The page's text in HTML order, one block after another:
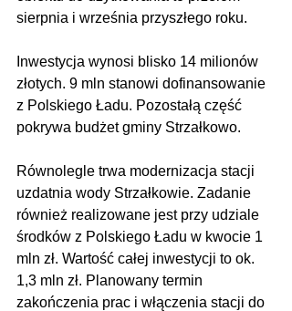
sierpnia i września przyszłego roku.
Inwestycja wynosi blisko 14 milionów
złotych. 9 mln stanowi dofinansowanie
z Polskiego Ładu. Pozostałą część
pokrywa budżet gminy Strzałkowo.
Równolegle trwa modernizacja stacji
uzdatnia wody Strzałkowie. Zadanie
również realizowane jest przy udziale
środków z Polskiego Ładu w kwocie 1
mln zł. Wartość całej inwestycji to ok.
1,3 mln zł. Planowany termin
zakończenia prac i włączenia stacji do